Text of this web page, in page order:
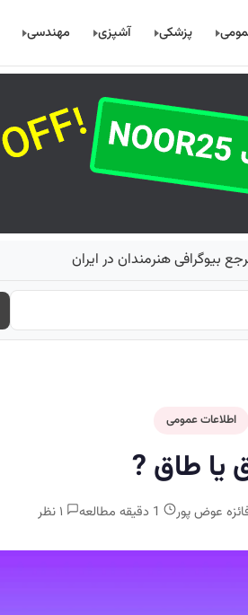
پزشکی آشپزی مهندسی
بیوگرافی هنرمندان در ایران
اطلاعات عمومی
یا طاق ?
عوض پور